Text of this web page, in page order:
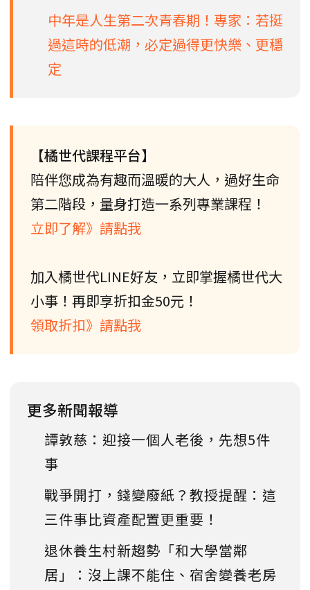
中年是人生第二次青春期！專家：若挺
過這時的低潮，必定過得更快樂、更穩
定
【橘世代課程平台】
陪伴您成為有趣而溫暖的大人，過好生命
第二階段，量身打造一系列專業課程！
立即了解》請點我
加入橘世代LINE好友，立即掌握橘世代大
小事！再即享折扣金50元！
領取折扣》請點我
更多新聞報導
譚敦慈：迎接一個人老後，先想5件
事
戰爭開打，錢變廢紙？教授提醒：這
三件事比資產配置更重要！
退休養生村新趨勢「和大學當鄰
居」：沒上課不能住、宿舍變養老房